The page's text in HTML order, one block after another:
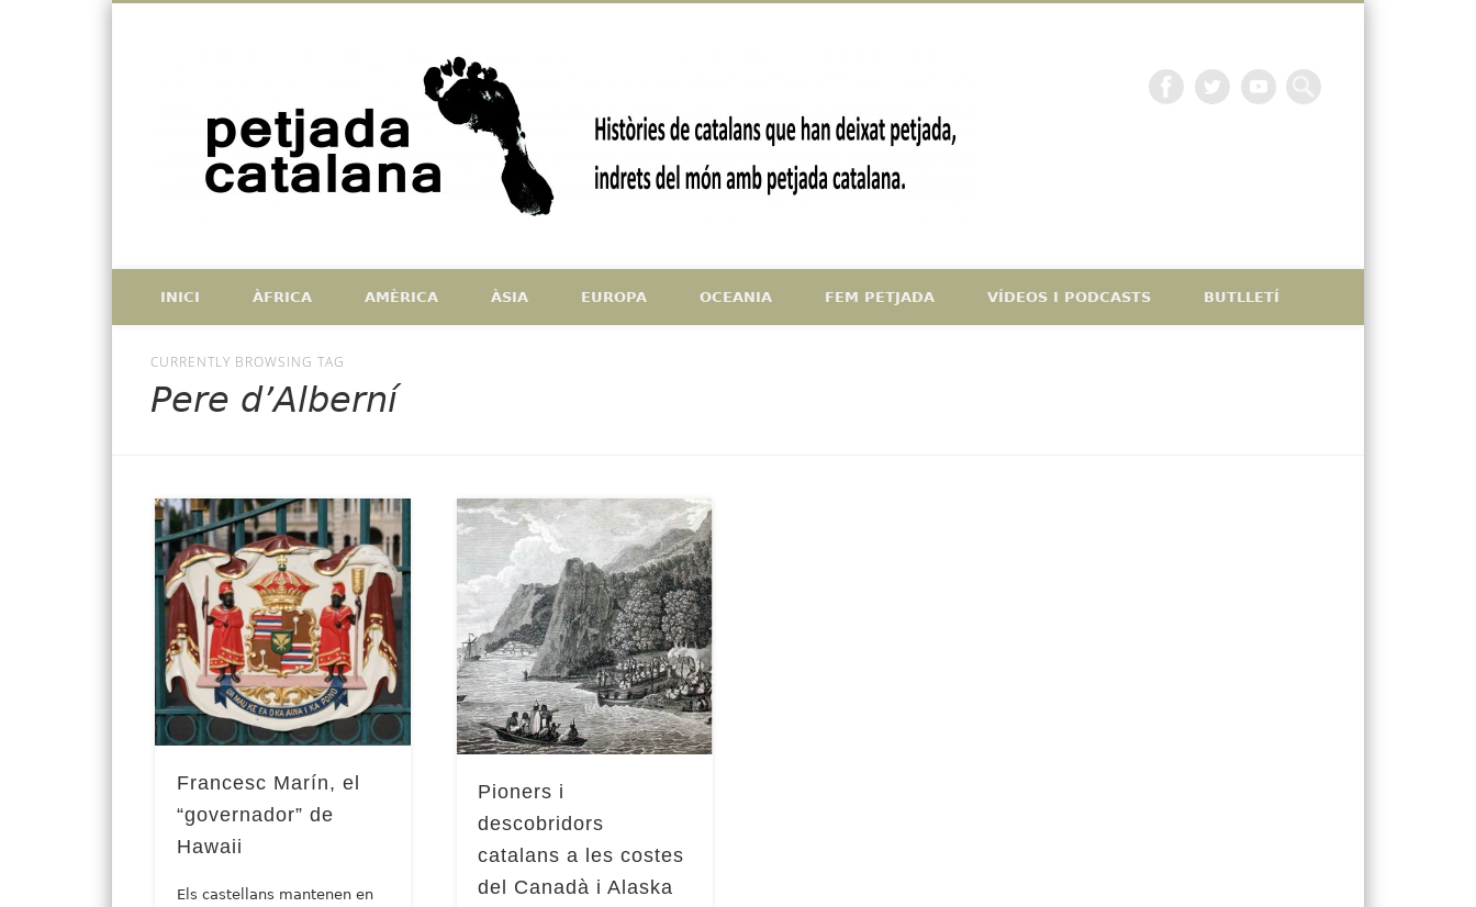
La petjada catalana
Històries de catalans que han deixat petjada a l'exterior, indrets del món amb petjada catalana
INICI ÀFRICA AMÈRICA ÀSIA EUROPA OCEANIA FEM PETJADA VÍDEOS I PODCASTS BUTLLETÍ
CURRENTLY BROWSING TAG
Pere d’Alberní
Francesc Marín, el
“governador” de
Hawaii
Els castellans mantenen en
Pioners i
descobridors
catalans a les costes
del Canadà i Alaska